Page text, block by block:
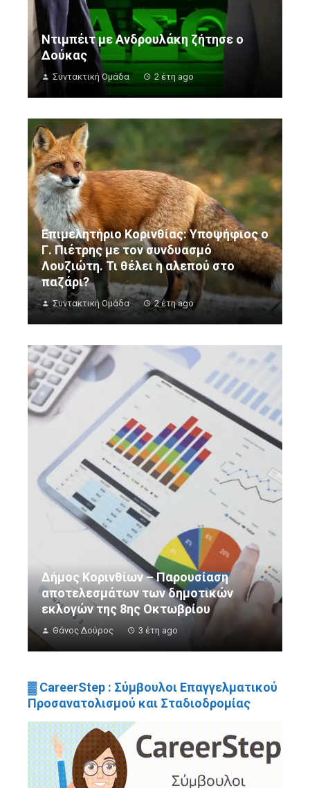
Ντιμπέιτ με Ανδρουλάκη ζήτησε ο
Δούκας
Συντακτική Ομάδα 2 έτη ago
Επιμελητήριο Κορινθίας: Υποψήφιος ο
Γ. Πιέτρης με τον συνδυασμό
Λουζιώτη. Τι θέλει η αλεπού στο
παζάρι?
Συντακτική Ομάδα 2 έτη ago
Δήμος Κορινθίων – Παρουσίαση
αποτελεσμάτων των δημοτικών
εκλογών της 8ης Οκτωβρίου
Θάνος Δούρος 3 έτη ago
▓ CareerStep : Σύμβουλοι Επαγγελματικού
Προσανατολισμού και Σταδιοδρομίας